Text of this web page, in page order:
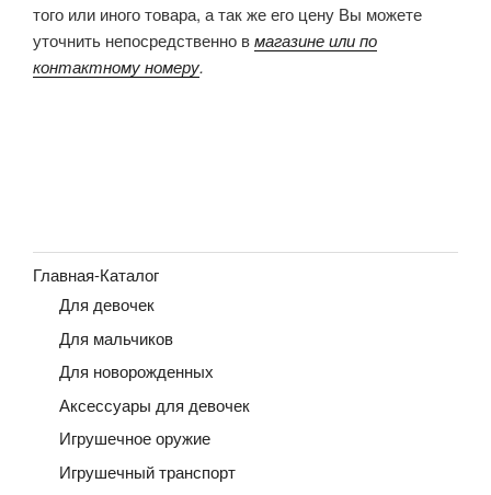
того или иного товара, а так же его цену Вы можете
уточнить непосредственно вмагазине или по
контактному номеру.
Главная-Каталог
Для девочек
Для мальчиков
Для новорожденных
Аксессуары для девочек
Игрушечное оружие
Игрушечный транспорт